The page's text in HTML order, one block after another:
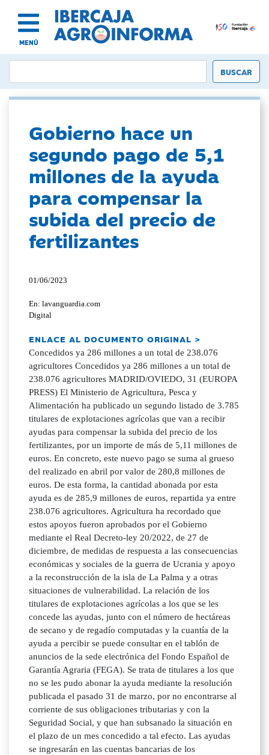
MENÚ
Gobierno hace un
segundo pago de 5,1
millones de la ayuda
para compensar la
subida del precio de
fertilizantes
01/06/2023
En: lavanguardia.com
Digital
ENLACE AL DOCUMENTO ORIGINAL >
Concedidos ya 286 millones a un total de 238.076
agricultores Concedidos ya 286 millones a un total de
238.076 agricultores MADRID/OVIEDO, 31 (EUROPA
PRESS) El Ministerio de Agricultura, Pesca y
Alimentación ha publicado un segundo listado de 3.785
titulares de explotaciones agrícolas que van a recibir
ayudas para compensar la subida del precio de los
fertilizantes, por un importe de más de 5,11 millones de
euros. En concreto, este nuevo pago se suma al grueso
del realizado en abril por valor de 280,8 millones de
euros. De esta forma, la cantidad abonada por esta
ayuda es de 285,9 millones de euros, repartida ya entre
238.076 agricultores. Agricultura ha recordado que
estos apoyos fueron aprobados por el Gobierno
mediante el Real Decreto-ley 20/2022, de 27 de
diciembre, de medidas de respuesta a las consecuencias
económicas y sociales de la guerra de Ucrania y apoyo
a la reconstrucción de la isla de La Palma y a otras
situaciones de vulnerabilidad. La relación de los
titulares de explotaciones agrícolas a los que se les
concede las ayudas, junto con el número de hectáreas
de secano y de regadío computadas y la cuantía de la
ayuda a percibir se puede consultar en el tablón de
anuncios de la sede electrónica del Fondo Español de
Garantía Agraria (FEGA). Se trata de titulares a los que
no se les pudo abonar la ayuda mediante la resolución
publicada el pasado 31 de marzo, por no encontrarse al
corriente de sus obligaciones tributarias y con la
Seguridad Social, y que han subsanado la situación en
el plazo de un mes concedido a tal efecto. Las ayudas
se ingresarán en las cuentas bancarias de los